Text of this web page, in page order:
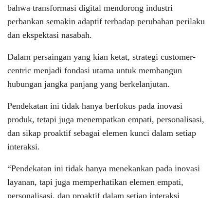
bahwa transformasi digital mendorong industri
perbankan semakin adaptif terhadap perubahan perilaku
dan ekspektasi nasabah.
Dalam persaingan yang kian ketat, strategi customer-
centric menjadi fondasi utama untuk membangun
hubungan jangka panjang yang berkelanjutan.
Pendekatan ini tidak hanya berfokus pada inovasi
produk, tetapi juga menempatkan empati, personalisasi,
dan sikap proaktif sebagai elemen kunci dalam setiap
interaksi.
“Pendekatan ini tidak hanya menekankan pada inovasi
layanan, tapi juga memperhatikan elemen empati,
personalisasi, dan proaktif dalam setiap interaksi